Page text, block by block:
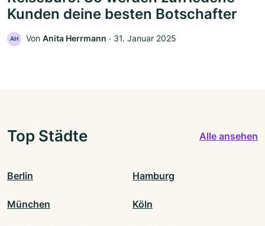
Kunden deine besten Botschafter
AH Von Anita Herrmann ‧ 31. Januar 2025
Top Städte Alle ansehen
Berlin Hamburg
München Köln